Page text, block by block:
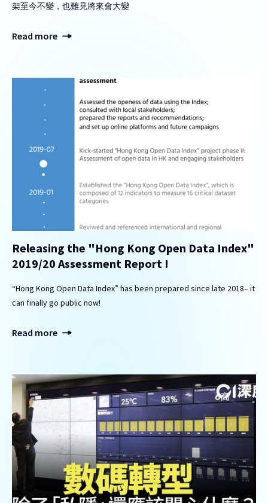
架至今不變，也難見將來會大變
Read more
Releasing the "Hong Kong Open Data Index"
2019/20 Assessment Report !
“Hong Kong Open Data Index” has been prepared since late 2018– it
can finally go public now!
Read more